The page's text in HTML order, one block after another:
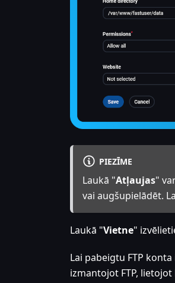
PIEZĪME
Laukā "Atļaujas"
vai augšupielādēt.
Laukā "Vietne"
Lai pabeigtu FTP
izmantojot FTP,